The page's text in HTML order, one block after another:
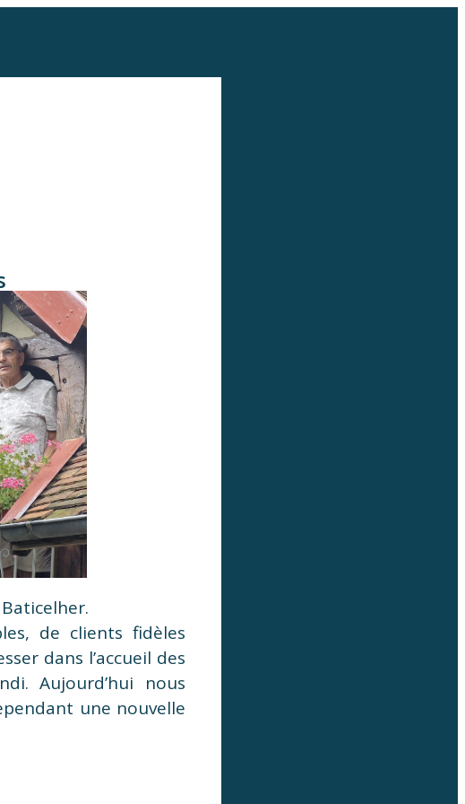
de clients fidèles
dans l’accueil des
Aujourd’hui nous
une nouvelle